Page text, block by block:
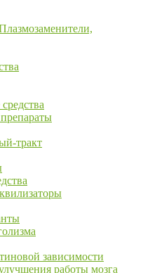
тракт
зависимости
работы мозга